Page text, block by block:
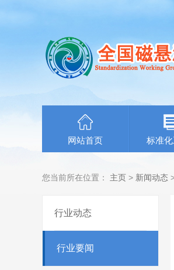
网站首页 标准
您当前所在位置： 主页 > 新闻动态
行业动态
行业要闻